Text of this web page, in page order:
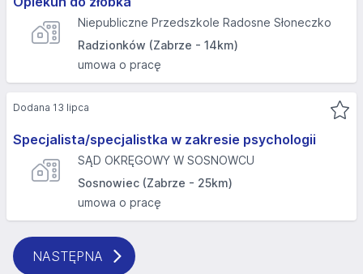
Niepubliczne Przedszkole Radosne Słoneczko
Radzionków (Zabrze - 14km)
umowa o pracę
Specjalista/specjalistka w zakresie psychologii
SĄD OKRĘGOWY W SOSNOWCU
Sosnowiec (Zabrze - 25km)
umowa o pracę
Dodana 13 lipca
NASTĘPNA